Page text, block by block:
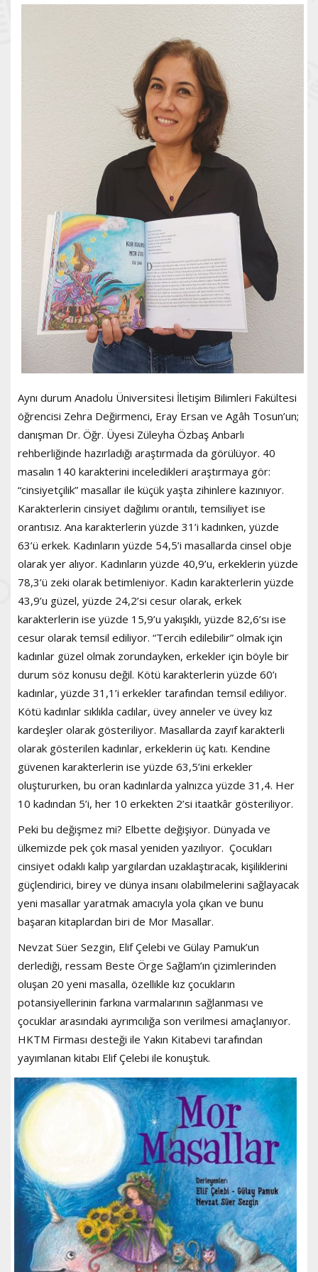
Aynı durum Anadolu Üniversitesi İletişim Bilimleri Fakültesi
öğrencisi Zehra Değirmenci, Eray Ersan ve Agâh Tosun’un;
danışman Dr. Öğr. Üyesi Züleyha Özbaş Anbarlı
rehberliğinde hazırladığı araştırmada da görülüyor. 40
masalın 140 karakterini inceledikleri araştırmaya gör:
“cinsiyetçilik” masallar ile küçük yaşta zihinlere kazınıyor.
Karakterlerin cinsiyet dağılımı orantılı, temsiliyet ise
orantısız. Ana karakterlerin yüzde 31’i kadınken, yüzde
63’ü erkek. Kadınların yüzde 54,5’i masallarda cinsel obje
olarak yer alıyor. Kadınların yüzde 40,9’u, erkeklerin yüzde
78,3’ü zeki olarak betimleniyor. Kadın karakterlerin yüzde
43,9’u güzel, yüzde 24,2’si cesur olarak, erkek
karakterlerin ise yüzde 15,9’u yakışıklı, yüzde 82,6’sı ise
cesur olarak temsil ediliyor. “Tercih edilebilir” olmak için
kadınlar güzel olmak zorundayken, erkekler için böyle bir
durum söz konusu değil. Kötü karakterlerin yüzde 60’ı
kadınlar, yüzde 31,1’i erkekler tarafından temsil ediliyor.
Kötü kadınlar sıklıkla cadılar, üvey anneler ve üvey kız
kardeşler olarak gösteriliyor. Masallarda zayıf karakterli
olarak gösterilen kadınlar, erkeklerin üç katı. Kendine
güvenen karakterlerin ise yüzde 63,5’ini erkekler
oluştururken, bu oran kadınlarda yalnızca yüzde 31,4. Her
10 kadından 5’i, her 10 erkekten 2’si itaatkâr gösteriliyor.
Peki bu değişmez mi? Elbette değişiyor. Dünyada ve
ülkemizde pek çok masal yeniden yazılıyor. Çocukları
cinsiyet odaklı kalıp yargılardan uzaklaştıracak, kişiliklerini
güçlendirici, birey ve dünya insanı olabilmelerini sağlayacak
yeni masallar yaratmak amacıyla yola çıkan ve bunu
başaran kitaplardan biri de Mor Masallar.
Nevzat Süer Sezgin, Elif Çelebi ve Gülay Pamuk’un
derlediği, ressam Beste Örge Sağlam’ın çizimlerinden
oluşan 20 yeni masalla, özellikle kız çocukların
potansiyellerinin farkına varmalarının sağlanması ve
çocuklar arasındaki ayrımcılığa son verilmesi amaçlanıyor.
HKTM Firması desteği ile Yakın Kitabevi tarafından
yayımlanan kitabı Elif Çelebi ile konuştuk.